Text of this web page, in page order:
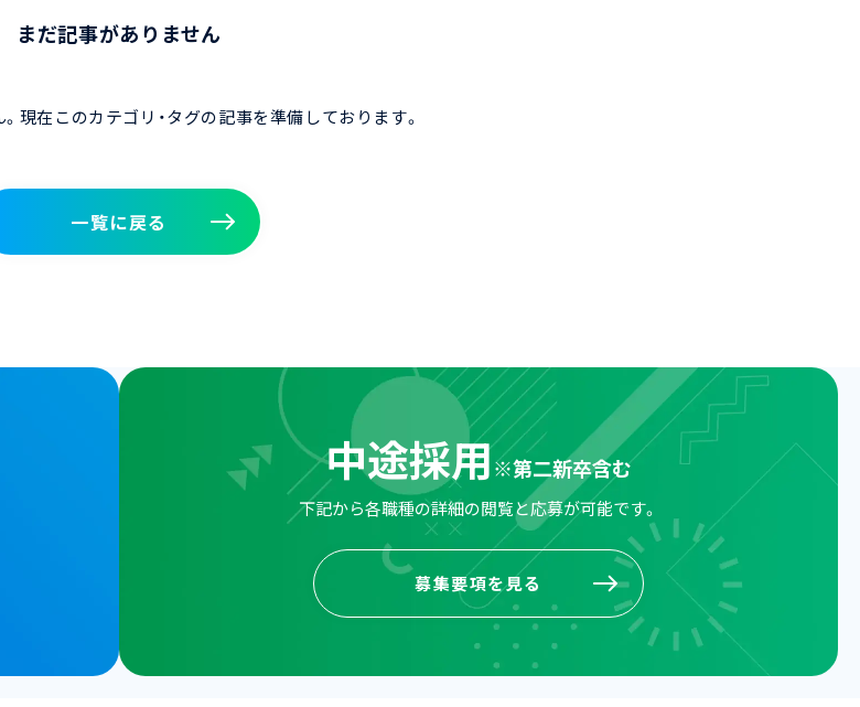
まだ記事がありません
現在このカテゴリ・タグの記事を準備しております。
一覧に戻る
一覧に戻る
中途採用※第二新卒含む
下記から各職種の詳細の閲覧と応募が可能です。
募集要項を見る
募集要項を見る